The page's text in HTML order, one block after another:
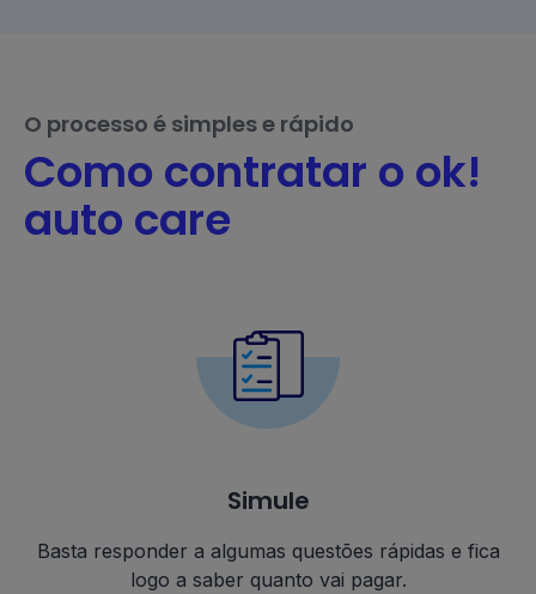
O processo é simples e rápido
Como contratar o ok!
auto care
Simule
Basta responder a algumas questões rápidas e fica
logo a saber quanto vai pagar.